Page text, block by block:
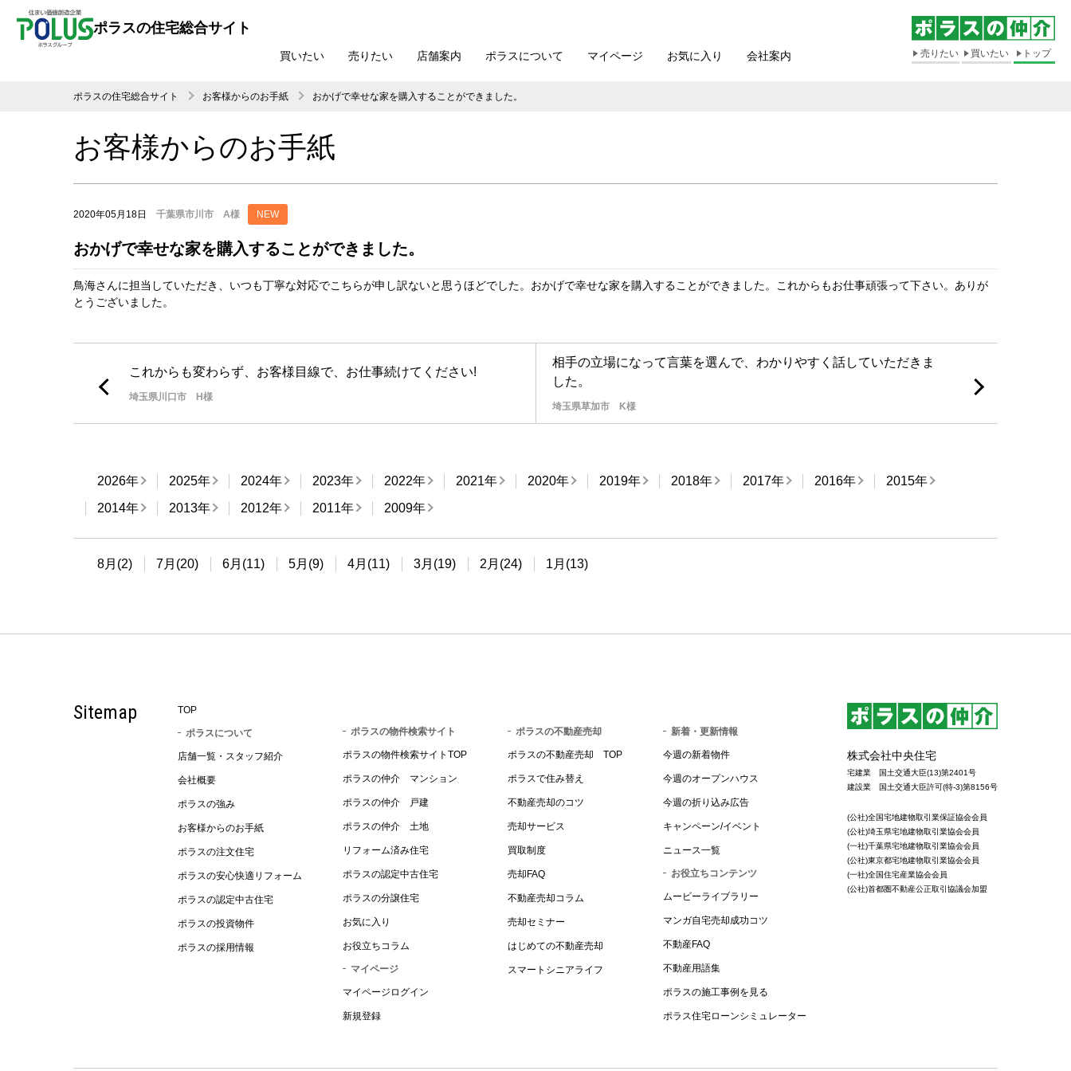
ポラスの住宅総合サイト
買いたい 売りたい 店舗案内 ポラスについて マイページ お気に入り 会社案内 売りたい 買いたい トップ
ポラスの住宅総合サイト お客様からのお手紙 おかげで幸せな家を購入することができました。
お客様からのお手紙
2020年05月18日 千葉県市川市 A様 NEW
おかげで幸せな家を購入することができました。
鳥海さんに担当していただき、いつも丁寧な対応でこちらが申し訳ないと思うほどでした。おかげで幸せな家を購入することができました。これからもお仕事頑張って下さい。ありが
とうございました。
これからも変わらず、お客様目線で、お仕事続けてください!
埼玉県川口市 H様
相手の立場になって言葉を選んで、わかりやすく話していただきま
した。
埼玉県草加市 K様
2026年 2025年 2024年 2023年 2022年 2021年 2020年 2019年 2018年 2017年 2016年
2015年
2014年
2013年 2012年 2011年 2009年
8月(2) 7月(20) 6月(11) 5月(9) 4月(11) 3月(19) 2月(24) 1月(13)
Sitemap TOP
ポラスについて
店舗一覧・スタッフ紹介
会社概要
ポラスの強み
お客様からのお手紙
ポラスの注文住宅
ポラスの安心快適リフォーム
ポラスの認定中古住宅
ポラスの投資物件
ポラスの採用情報
ポラスの物件検索サイト
ポラスの物件検索サイトTOP
ポラスの仲介 マンション
ポラスの仲介 戸建
ポラスの仲介 土地
リフォーム済み住宅
ポラスの認定中古住宅
ポラスの分譲住宅
お気に入り
お役立ちコラム
マイページ
マイページログイン
新規登録
ポラスの不動産売却
ポラスの不動産売却 TOP
ポラスで住み替え
不動産売却のコツ
売却サービス
買取制度
売却FAQ
不動産売却コラム
売却セミナー
はじめての不動産売却
スマートシニアライフ
新着・更新情報
今週の新着物件
今週のオープンハウス
今週の折り込み広告
キャンペーン/イベント
ニュース一覧
お役立ちコンテンツ
ムービーライブラリー
マンガ自宅売却成功コツ
不動産FAQ
不動産用語集
ポラスの施工事例を見る
ポラス住宅ローンシミュレーター
株式会社中央住宅
宅建業 国土交通大臣(13)第2401号
建設業 国土交通大臣許可(特-3)第8156号
(公社)全国宅地建物取引業保証協会会員
(公社)埼玉県宅地建物取引業協会会員
(一社)千葉県宅地建物取引業協会会員
(公社)東京都宅地建物取引業協会会員
(一社)全国住宅産業協会会員
(公社)首都圏不動産公正取引協議会加盟